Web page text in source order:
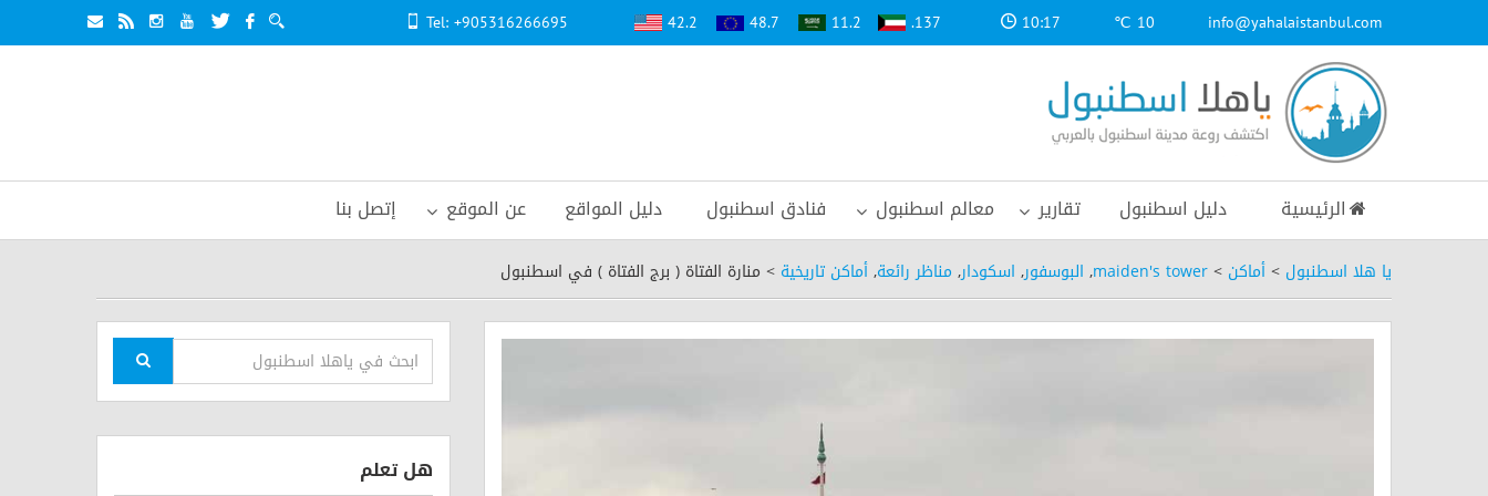
info@yahalaistanbul.com
10 ℃
10:17
137.
11.2
48.7
42.2
0.032
0.32
14.3
أسعار العملات مقابل الليرة التركية
Tel: +905316266695
الرئيسية دليل اسطنبول تقارير معالم اسطنبول فنادق اسطنبول دليل المواقع عن الموقع إتصل بنا
يا هلا اسطنبول >أماكن >
maiden's tower
, البوسفور, اسكودار, مناظر رائعة,أماكن تاريخية > منارة الفتاة ( برج الفتاة ) في اسطنبول
هل تعلم